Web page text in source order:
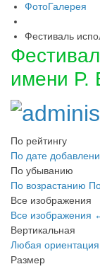
ФотоГалерея
Фестиваль
имени Р.
По рейтингу
По дате
По убыванию
По возрастанию
Все изображения
Все изображения
Вертикальная
Любая ориентация
Размер